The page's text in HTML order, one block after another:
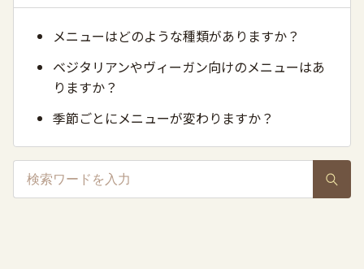
メニューはどのような種類がありますか？
ベジタリアンやヴィーガン向けのメニューはあ
りますか？
季節ごとにメニューが変わりますか？